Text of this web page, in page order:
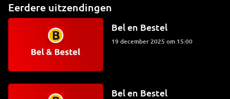
Eerdere uitzendingen
Bel en Bestel
19 december 2025 om 15:00
Bel en Bestel